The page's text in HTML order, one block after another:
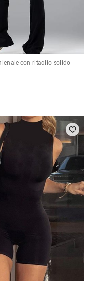
con ritaglio solido